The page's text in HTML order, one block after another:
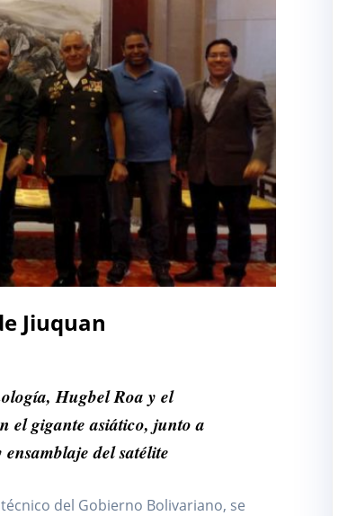
Jiuquan
Hugbel Roa y el
el gigante asiático, junto a
del satélite
del Gobierno Bolivariano, se